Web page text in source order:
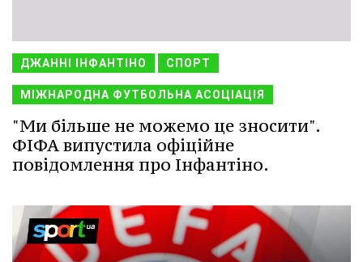
ДЖАННІ ІНФАНТІНО СПОРТ
МІЖНАРОДНА ФУТБОЛЬНА АСОЦІАЦІЯ
"Ми більше не можемо це зносити".
ФІФА випустила офіційне
повідомлення про Інфантіно.